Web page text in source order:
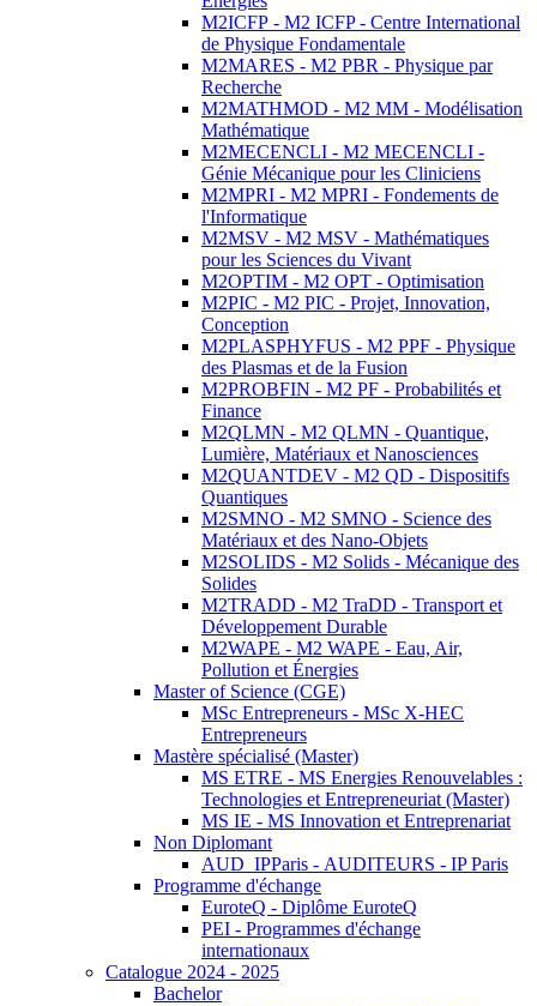
M2ICFP - M2 ICFP - Centre International
de Physique Fondamentale
M2MARES - M2 PBR - Physique par
Recherche
M2MATHMOD - M2 MM - Modélisation
Mathématique
M2MECENCLI - M2 MECENCLI -
Génie Mécanique pour les Cliniciens
M2MPRI - M2 MPRI - Fondements de
l'Informatique
M2MSV - M2 MSV - Mathématiques
pour les Sciences du Vivant
M2OPTIM - M2 OPT - Optimisation
M2PIC - M2 PIC - Projet, Innovation,
Conception
M2PLASPHYFUS - M2 PPF - Physique
des Plasmas et de la Fusion
M2PROBFIN - M2 PF - Probabilités et
Finance
M2QLMN - M2 QLMN - Quantique,
Lumière, Matériaux et Nanosciences
M2QUANTDEV - M2 QD - Dispositifs
Quantiques
M2SMNO - M2 SMNO - Science des
Matériaux et des Nano-Objets
M2SOLIDS - M2 Solids - Mécanique des
Solides
M2TRADD - M2 TraDD - Transport et
Développement Durable
M2WAPE - M2 WAPE - Eau, Air,
Pollution et Énergies
Master of Science (CGE)
MSc Entrepreneurs - MSc X-HEC
Entrepreneurs
Mastère spécialisé (Master)
MS ETRE - MS Energies Renouvelables :
Technologies et Entrepreneuriat (Master)
MS IE - MS Innovation et Entreprenariat
Non Diplomant
AUD_IPParis - AUDITEURS - IP Paris
Programme d'échange
EuroteQ - Diplôme EuroteQ
PEI - Programmes d'échange
internationaux
Catalogue 2024 - 2025
Bachelor